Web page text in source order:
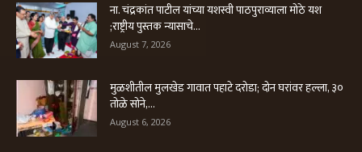
ना. चंद्रकांत पाटील यांच्या यशस्वी पाठपुराव्याला मोठे यश
;राष्ट्रीय पुस्तक न्यासाचे...
August 7, 2026
मुळशीतील मुलखेड गावात पहाटे दरोडा; दोन घरांवर हल्ला, ३०
तोळे सोने,...
August 6, 2026